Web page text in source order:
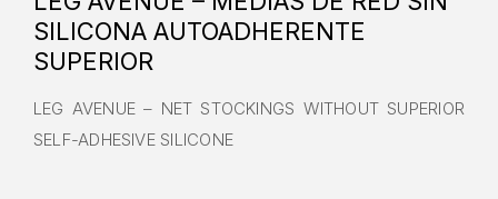
SILICONA AUTOADHERENTE
SUPERIOR
LEG AVENUE – NET STOCKINGS WITHOUT SUPERIOR
SELF-ADHESIVE SILICONE